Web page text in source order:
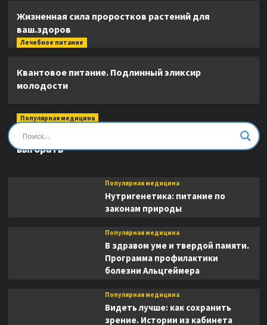
Жизненная сила проростков растений для
ваш.здоров
Лечебное питание
Квантовое питание. Подлинный эликсир
молодости
Популярная медицина
Быть врачом. Как помогать, развиваться и не
выгорать
Популярная медицина
Нутригенетика: питание по
законам природы
Популярная медицина
В здравом уме и твердой памяти.
Программа профилактики
болезни Альцгеймера
Популярная медицина
Видеть лучше: как сохранить
зрение. Истории из кабинета